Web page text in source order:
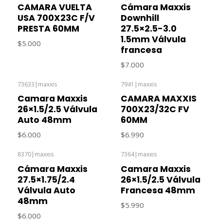
CAMARA VUELTA
USA 700X23C F/V
PRESTA 60MM
$5.000
Cámara Maxxis
Downhill
27.5×2.5-3.0
1.5mm Válvula
francesa
$7.000
73633 | maxxis
Camara Maxxis
26×1.5/2.5 Válvula
Auto 48mm
$6.000
7941 | maxxis
CAMARA MAXXIS
700X23/32C FV
60MM
$6.990
8370| maxxis
Cámara Maxxis
27.5×1.75/2.4
Válvula Auto
48mm
$6.000
7364| maxxis
Camara Maxxis
26×1.5/2.5 Válvula
Francesa 48mm
$5.990